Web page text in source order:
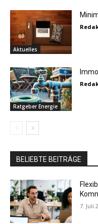
Aktuelles
Ratgeber Energie
BELIEBTE BEITRÄGE
7. Juli